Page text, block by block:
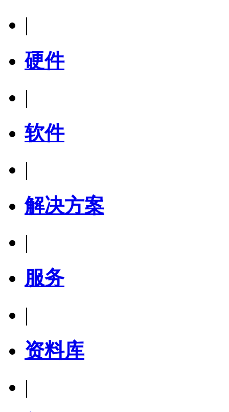
|
硬件
|
软件
|
解决方案
|
服务
|
资料库
|